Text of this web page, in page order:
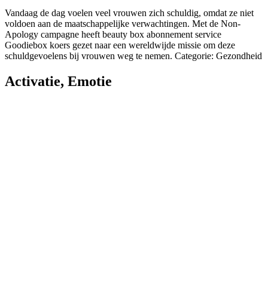
Vandaag de dag voelen veel vrouwen zich schuldig, omdat ze niet
voldoen aan de maatschappelijke verwachtingen. Met de Non-
Apology campagne heeft beauty box abonnement service
Goodiebox koers gezet naar een wereldwijde missie om deze
schuldgevoelens bij vrouwen weg te nemen. Categorie: Gezondheid
Activatie, Emotie